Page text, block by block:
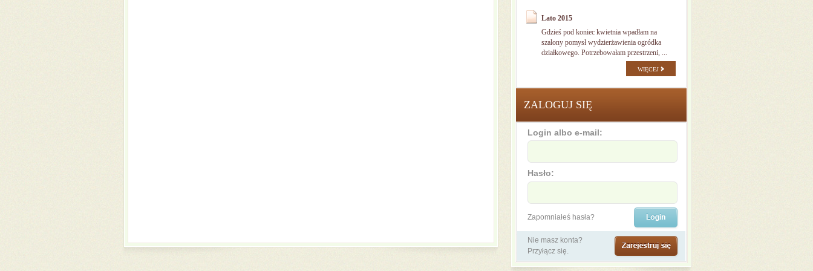
Lato 2015
Gdzieś pod koniec kwietnia wpadłam na
szalony pomysł wydzierżawienia ogródka
działkowego. Potrzebowałam przestrzeni, ...
WIĘCEJ
ZALOGUJ SIĘ
Login albo e-mail:
Hasło:
Zapomniałeś hasła?
Nie masz konta?
Przyłącz się.